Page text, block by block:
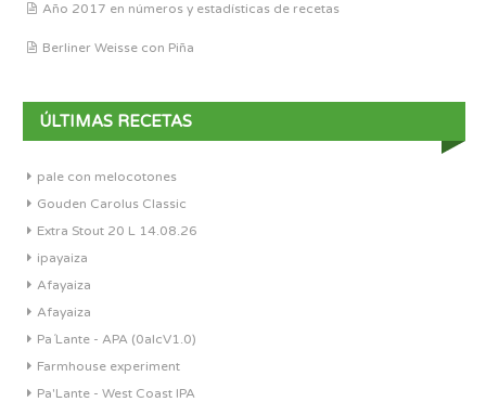
Año 2017 en números y estadísticas de recetas
Berliner Weisse con Piña
ÚLTIMAS RECETAS
pale con melocotones
Gouden Carolus Classic
Extra Stout 20 L 14.08.26
ipayaiza
Afayaiza
Afayaiza
Pa´Lante - APA (0alcV1.0)
Farmhouse experiment
Pa'Lante - West Coast IPA